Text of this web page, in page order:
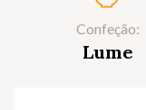
Confeção:
Lume